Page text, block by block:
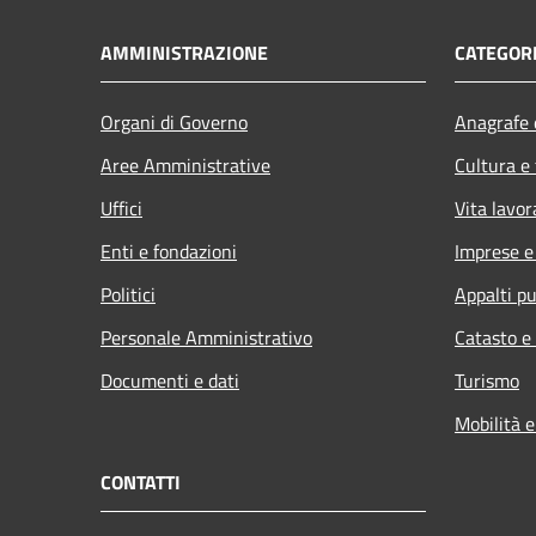
AMMINISTRAZIONE
Organi di Governo
Aree Amministrative
Uffici
Enti e fondazioni
Politici
Personale Amministrativo
Documenti e dati
Cultura
Vita
Imprese
Appalti
Catasto
Turismo
Mobilità
CONTATTI